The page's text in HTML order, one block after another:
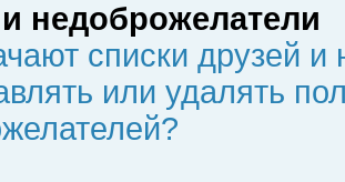
недоброжелатели
списки друзей
или удалять